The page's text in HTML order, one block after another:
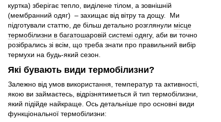
куртка) зберігає тепло, виділене тілом, а зовнішній
(мембранний одяг) – захищає від вітру та дощу. Ми
підготували статтю, де більш детально розглянули місце
термобілизни в багатошаровій системі одягу, аби ви точно
розібрались зі всім, що треба знати про правильний вибір
термухи на будь-який сезон.
Які бувають види термобілизни?
Залежно від умов використання, температур та активності,
якою ви займаєтесь, відрізнятиметься й тип термобілизни,
який підійде найкраще. Ось детальніше про основні види
функціональної термобілизни: